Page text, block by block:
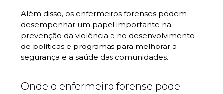
Além disso, os enfermeiros forenses podem
desempenhar um papel importante na
prevenção da violência e no desenvolvimento
de políticas e programas para melhorar a
segurança e a saúde das comunidades.
Onde o enfermeiro forense pode